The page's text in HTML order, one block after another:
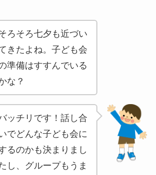
ろそろ七夕も近づい
きたよね。子ども会
準備はすすんでいる
な？
ッチリです！話し合
でどんな子ども会に
るのかも決まりまし
し、グループもうま